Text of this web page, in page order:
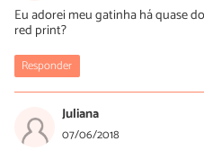
Eu adorei meu gatinha há quase
red print?
Responder
Juliana
07/06/2018